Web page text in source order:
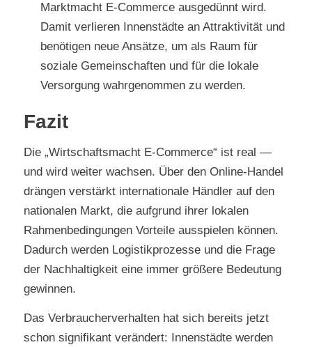
Marktmacht E-Commerce ausgedünnt wird.
Damit verlieren Innenstädte an Attraktivität und
benötigen neue Ansätze, um als Raum für
soziale Gemeinschaften und für die lokale
Versorgung wahrgenommen zu werden.
Fazit
Die „Wirtschaftsmacht E-Commerce“ ist real —
und wird weiter wachsen. Über den Online-Handel
drängen verstärkt internationale Händler auf den
nationalen Markt, die aufgrund ihrer lokalen
Rahmenbedingungen Vorteile ausspielen können.
Dadurch werden Logistikprozesse und die Frage
der Nachhaltigkeit eine immer größere Bedeutung
gewinnen.
Das Verbraucherverhalten hat sich bereits jetzt
schon signifikant verändert: Innenstädte werden